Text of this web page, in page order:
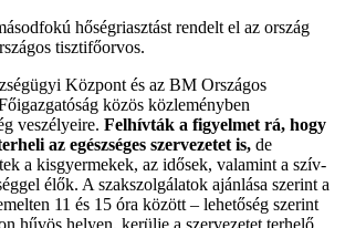
hőségriasztást rendelt el az ország
tisztifőorvos.
Központ és az BM Országos
közös közleményben
veszélyeire. Felhívták a figyelmet rá, hogy
az egészséges szervezetet is, de
a kisgyermekek, az idősek, valamint a szív-
élők. A szakszolgálatok ajánlása szerint a
11 és 15 óra között – lehetőség szerint
hűvös helyen, kerülje a szervezetet terhelő